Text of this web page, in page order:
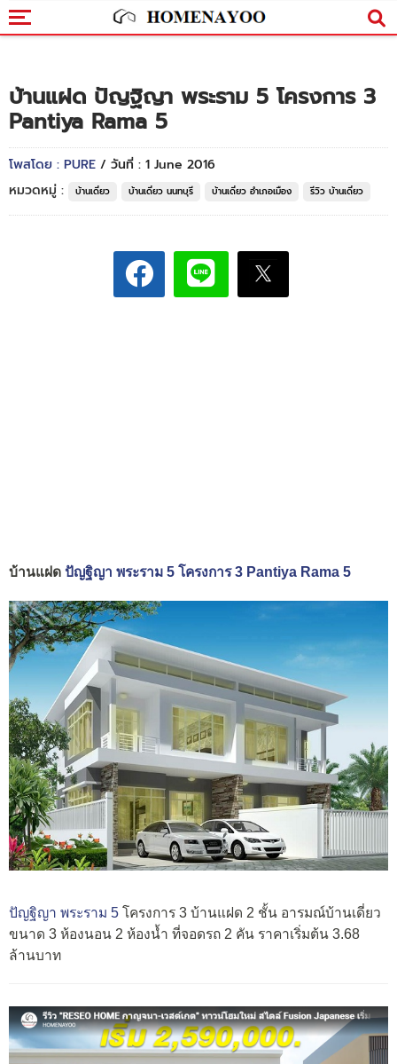
บ้านแฝด ปัญฐิญา พระราม 5 โครงการ 3
Pantiya Rama 5
โพสโดย : PURE / วันที่ : 1 June 2016
หมวดหมู่ :
บ้านเดี่ยว บ้านเดี่ยว นนทบุรี บ้านเดี่ยว อำเภอเมือง รีวิว บ้านเดี่ยว
บ้านแฝด ปัญฐิญา พระราม 5 โครงการ 3 Pantiya Rama 5
ปัญฐิญา พระราม 5 โครงการ 3 บ้านแฝด 2 ชั้น อารมณ์บ้านเดี่ยว
ขนาด 3 ห้องนอน 2 ห้องน้ำ ที่จอดรถ 2 คัน ราคาเริ่มต้น 3.68
ล้านบาท